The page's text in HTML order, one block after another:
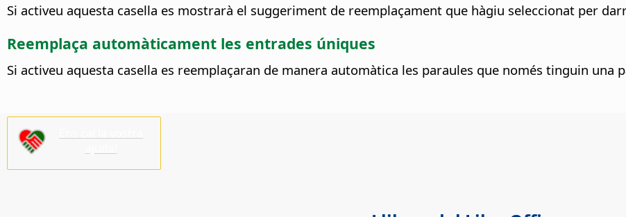
Si activeu aquesta casella es mostrarà el suggeriment de reemplaçament que hàgiu seleccionat per
Reemplaça automàticament les entrades úniques
Si activeu aquesta casella es reemplaçaran de manera automàtica les paraules que només tinguin una